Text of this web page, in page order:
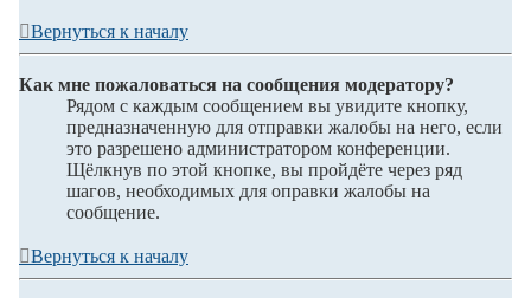
Вернуться к началу
Как мне пожаловаться на сообщения модератору?
Рядом с каждым сообщением вы увидите кнопку,
предназначенную для отправки жалобы на него, если
это разрешено администратором конференции.
Щёлкнув по этой кнопке, вы пройдёте через ряд
шагов, необходимых для оправки жалобы на
сообщение.
Вернуться к началу